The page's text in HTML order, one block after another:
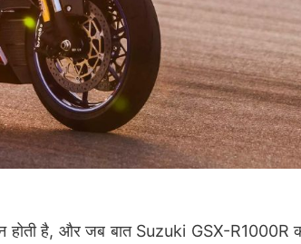
होती है, और जब बात Suzuki GSX-R1000R